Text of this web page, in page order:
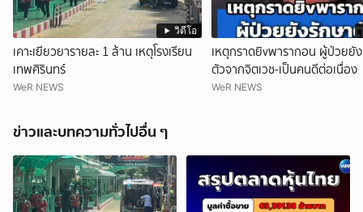
วิดีโอ
เคาะเยียวยารายละ 1 ล้าน เหตุโรงเรียน
เทพศิรินทร์
WeR NEWS
เหตุกราดยิvพารากอน ผู้ป่วยยั
ตัวจากจิตเวช-เป็นคนดีต่อเนื่อง
WeR NEWS
ข่าวและบทความทั่วไปอื่น ๆ